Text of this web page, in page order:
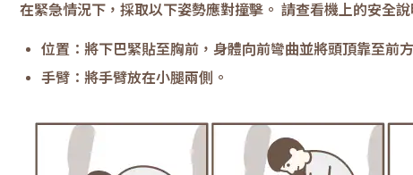
在緊急情況下，採取以下姿勢應對撞擊。 請查看機上的安全說
位置：將下巴緊貼至胸前，身體向前彎曲並將頭頂靠至前
手臂：將手臂放在小腿兩側。